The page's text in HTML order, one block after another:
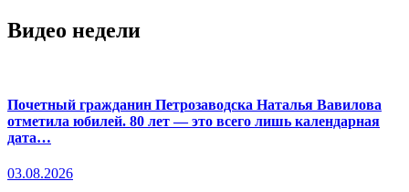
Видео недели
Почетный гражданин Петрозаводска Наталья Вавилова
отметила юбилей. 80 лет — это всего лишь календарная
дата…
03.08.2026